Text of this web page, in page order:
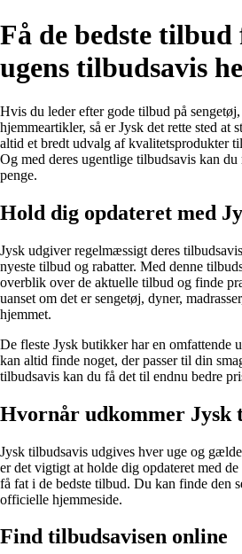
Få de bedste tilbud
ugens tilbudsavis
Hvis du leder efter gode tilbud på
hjemmeartikler, så er Jysk det rette sted at
altid et bredt udvalg af kvalitetsprodukter
Og med deres ugentlige tilbudsavis kan du
penge.
Hold dig opdateret med
Jysk udgiver regelmæssigt deres
nyeste tilbud og rabatter. Med denne
overblik over de aktuelle tilbud og finde
uanset om det er sengetøj, dyner,
hjemmet.
De fleste Jysk butikker har en omfattende
kan altid finde noget, der passer til din
tilbudsavis kan du få det til endnu bedre
Hvornår udkommer Jysk
Jysk tilbudsavis udgives hver uge og
er det vigtigt at holde dig opdateret med
få fat i de bedste tilbud. Du kan finde den
officielle hjemmeside.
Find tilbudsavisen online